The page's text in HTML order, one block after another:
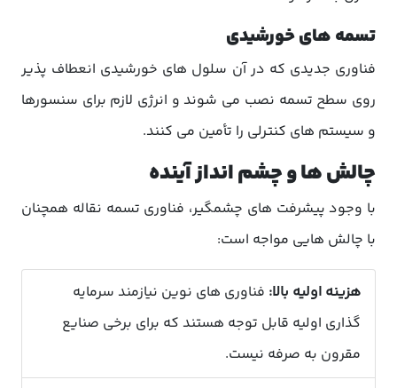
تسمه های خورشیدی
فناوری جدیدی که در آن سلول های خورشیدی انعطاف پذیر
روی سطح تسمه نصب می شوند و انرژی لازم برای سنسورها
و سیستم های کنترلی را تأمین می کنند.
چالش ها و چشم انداز آینده
با وجود پیشرفت های چشمگیر، فناوری تسمه نقاله همچنان
با چالش هایی مواجه است:
هزینه اولیه بالا: فناوری های نوین نیازمند سرمایه
گذاری اولیه قابل توجه هستند که برای برخی صنایع
مقرون به صرفه نیست.